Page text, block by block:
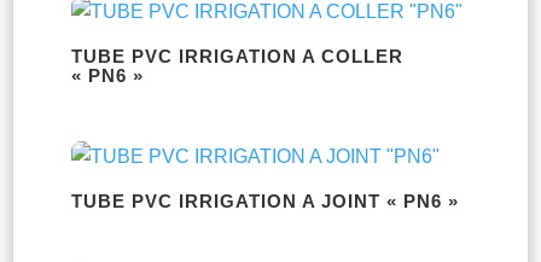
TUBE PVC IRRIGATION A COLLER
« PN6 »
TUBE PVC IRRIGATION A JOINT « PN6 »